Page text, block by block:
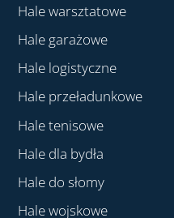
Hale warsztatowe
Hale garażowe
Hale logistyczne
Hale przeładunkowe
Hale tenisowe
Hale dla bydła
Hale do słomy
Hale wojskowe